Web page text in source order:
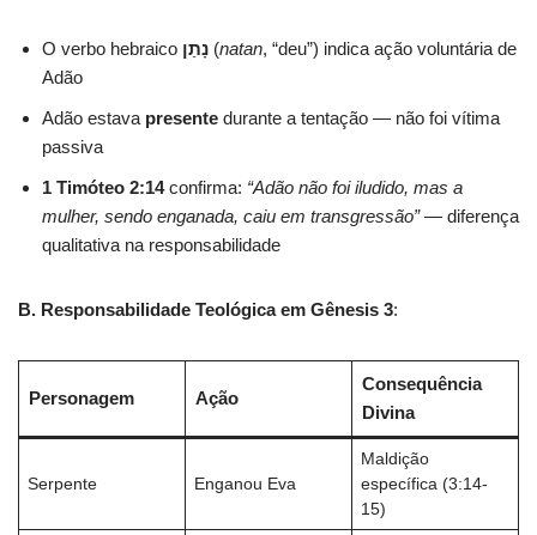
O verbo hebraico נָתַן (natan, “deu”) indica ação voluntária de
Adão
Adão estava presente durante a tentação — não foi vítima
passiva
1 Timóteo 2:14confirma: “Adão não foi iludido, mas a
mulher, sendo enganada, caiu em transgressão”— diferença
qualitativa na responsabilidade
B. Responsabilidade Teológica em Gênesis 3:
Personagem Ação
Consequência
Divina
Serpente Enganou Eva
Maldição
específica (3:14-
15)